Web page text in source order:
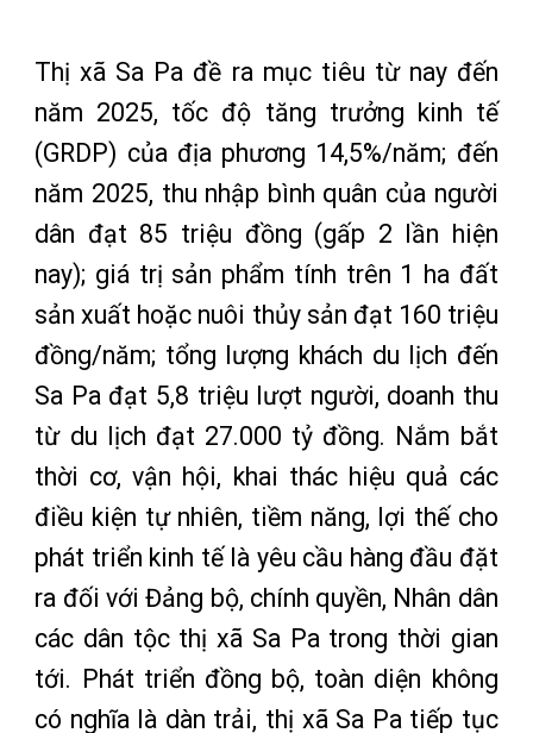
Thị xã Sa Pa đề ra mục tiêu từ nay đến
năm 2025, tốc độ tăng trưởng kinh tế
(GRDP) của địa phương 14,5%/năm; đến
năm 2025, thu nhập bình quân của người
dân đạt 85 triệu đồng (gấp 2 lần hiện
nay); giá trị sản phẩm tính trên 1 ha đất
sản xuất hoặc nuôi thủy sản đạt 160 triệu
đồng/năm; tổng lượng khách du lịch đến
Sa Pa đạt 5,8 triệu lượt người, doanh thu
từ du lịch đạt 27.000 tỷ đồng. Nắm bắt
thời cơ, vận hội, khai thác hiệu quả các
điều kiện tự nhiên, tiềm năng, lợi thế cho
phát triển kinh tế là yêu cầu hàng đầu đặt
ra đối với Đảng bộ, chính quyền, Nhân dân
các dân tộc thị xã Sa Pa trong thời gian
tới. Phát triển đồng bộ, toàn diện không
có nghĩa là dàn trải, thị xã Sa Pa tiếp tục